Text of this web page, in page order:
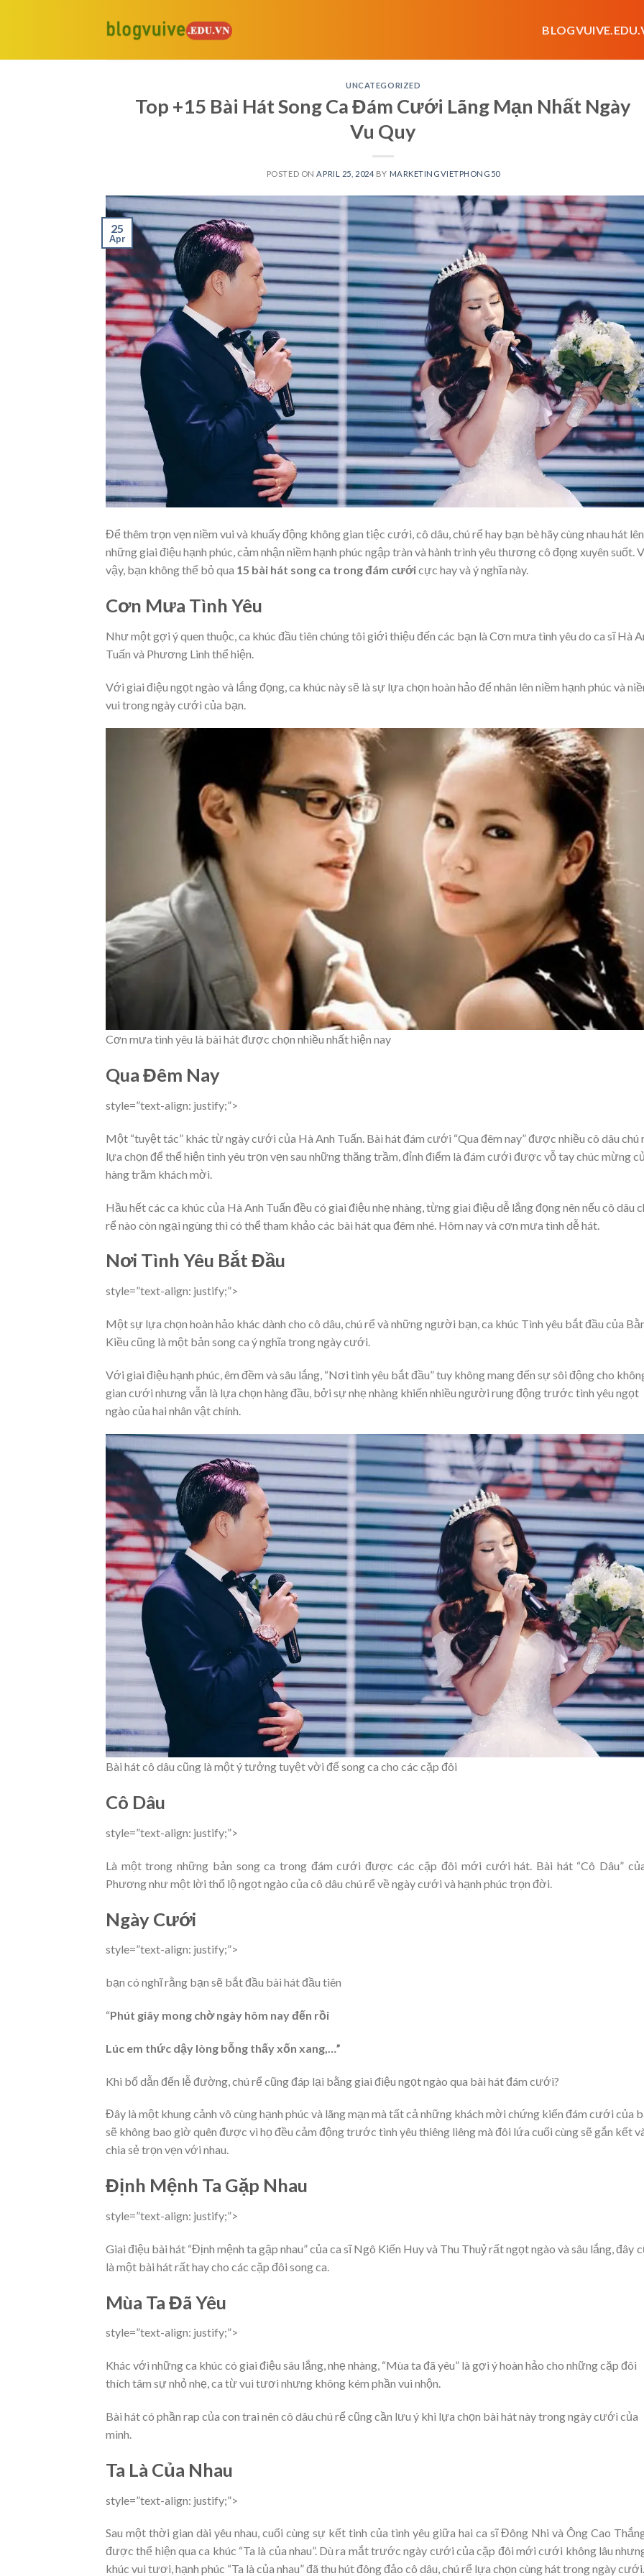
UNCATEGORIZED
Top +15 Bài Hát Song Ca Đám Cưới Lãng Mạn Nhất Ngày
Vu Quy
POSTED ON APRIL 25, 2024 BY MARKETINGVIETPHONG50
25
Apr
Để thêm trọn vẹn niềm vui và khuấy động không gian tiệc cưới, cô dâu, chú rể hay bạn bè hãy cùng nhau hát lên
những giai điệu hạnh phúc, cảm nhận niềm hạnh phúc ngập tràn và hành trình yêu thương cô đọng xuyên suốt.
vậy, bạn không thể bỏ qua 15 bài hát song ca trong đám cướicực hay và ý nghĩa này.
Cơn Mưa Tình Yêu
Như một gợi ý quen thuộc, ca khúc đầu tiên chúng tôi giới thiệu đến các bạn là Cơn mưa tình yêu do ca sĩ Hà
Tuấn và Phương Linh thể hiện.
Với giai điệu ngọt ngào và lắng đọng, ca khúc này sẽ là sự lựa chọn hoàn hảo để nhân lên niềm hạnh phúc và
vui trong ngày cưới của bạn.
Cơn mưa tình yêu là bài hát được chọn nhiều nhất hiện nay
Qua Đêm Nay
style=”text-align: justify;”>
Một “tuyệt tác” khác từ ngày cưới của Hà Anh Tuấn. Bài hát đám cưới “Qua đêm nay” được nhiều cô dâu chú
lựa chọn để thể hiện tình yêu trọn vẹn sau những thăng trầm, đỉnh điểm là đám cưới được vỗ tay chúc mừng
hàng trăm khách mời.
Hầu hết các ca khúc của Hà Anh Tuấn đều có giai điệu nhẹ nhàng, từng giai điệu dễ lắng đọng nên nếu cô dâu
rể nào còn ngại ngùng thì có thể tham khảo các bài hát qua đêm nhé. Hôm nay và cơn mưa tình dễ hát.
Nơi Tình Yêu Bắt Đầu
style=”text-align: justify;”>
Một sự lựa chọn hoàn hảo khác dành cho cô dâu, chú rể và những người bạn, ca khúc Tình yêu bắt đầu của
Kiều cũng là một bản song ca ý nghĩa trong ngày cưới.
Với giai điệu hạnh phúc, êm đềm và sâu lắng, “Nơi tình yêu bắt đầu” tuy không mang đến sự sôi động cho
gian cưới nhưng vẫn là lựa chọn hàng đầu, bởi sự nhẹ nhàng khiến nhiều người rung động trước tình yêu ngọt
ngào của hai nhân vật chính.
Bài hát cô dâu cũng là một ý tưởng tuyệt vời để song ca cho các cặp đôi
Cô Dâu
style=”text-align: justify;”>
Là một trong những bản song ca trong đám cưới được các cặp đôi mới cưới hát. Bài hát “Cô Dâu”
Phương như một lời thổ lộ ngọt ngào của cô dâu chú rể về ngày cưới và hạnh phúc trọn đời.
Ngày Cưới
style=”text-align: justify;”>
bạn có nghĩ rằng bạn sẽ bắt đầu bài hát đầu tiên
“Phút giây mong chờ ngày hôm nay đến rồi
Lúc em thức dậy lòng bỗng thấy xốn xang,…”
Khi bố dẫn đến lễ đường, chú rể cũng đáp lại bằng giai điệu ngọt ngào qua bài hát đám cưới?
Đây là một khung cảnh vô cùng hạnh phúc và lãng mạn mà tất cả những khách mời chứng kiến ​​đám cưới của
sẽ không bao giờ quên được vì họ đều cảm động trước tình yêu thiêng liêng mà đôi lứa cuối cùng sẽ gắn kết
chia sẻ trọn vẹn với nhau.
Định Mệnh Ta Gặp Nhau
style=”text-align: justify;”>
Giai điệu bài hát “Định mệnh ta gặp nhau” của ca sĩ Ngô Kiến Huy và Thu Thuỷ rất ngọt ngào và sâu lắng, đây
là một bài hát rất hay cho các cặp đôi song ca.
Mùa Ta Đã Yêu
style=”text-align: justify;”>
Khác với những ca khúc có giai điệu sâu lắng, nhẹ nhàng, “Mùa ta đã yêu” là gợi ý hoàn hảo cho những cặp đôi
thích tâm sự nhỏ nhẹ, ca từ vui tươi nhưng không kém phần vui nhộn.
Bài hát có phần rap của con trai nên cô dâu chú rể cũng cần lưu ý khi lựa chọn bài hát này trong ngày cưới của
mình.
Ta Là Của Nhau
style=”text-align: justify;”>
Sau một thời gian dài yêu nhau, cuối cùng sự kết tinh của tình yêu giữa hai ca sĩ Đông Nhi và Ông Cao
được thể hiện qua ca khúc “Ta là của nhau”. Dù ra mắt trước ngày cưới của cặp đôi mới cưới không lâu
khúc vui tươi, hạnh phúc “Ta là của nhau” đã thu hút đông đảo cô dâu, chú rể lựa chọn cùng hát trong ngày cưới.